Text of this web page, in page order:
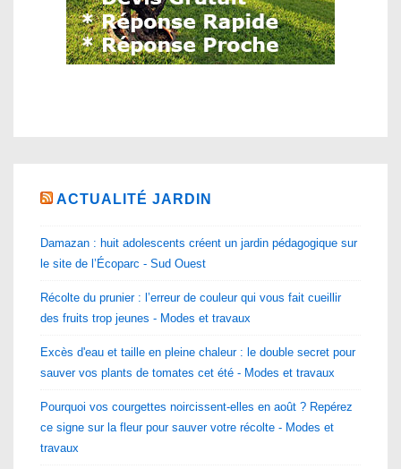
ACTUALITÉ JARDIN
Damazan : huit adolescents créent un jardin pédagogique sur
le site de l’Écoparc - Sud Ouest
Récolte du prunier : l’erreur de couleur qui vous fait cueillir
des fruits trop jeunes - Modes et travaux
Excès d'eau et taille en pleine chaleur : le double secret pour
sauver vos plants de tomates cet été - Modes et travaux
Pourquoi vos courgettes noircissent-elles en août ? Repérez
ce signe sur la fleur pour sauver votre récolte - Modes et
travaux